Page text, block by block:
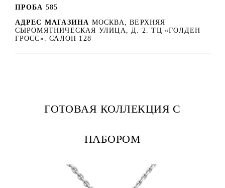
ПРОБА 585
АДРЕС МАГАЗИНА МОСКВА, ВЕРХНЯЯ
СЫРОМЯТНИЧЕСКАЯ УЛИЦА, Д. 2. ТЦ «ГОЛДЕН
ГРОСС». САЛОН 128
ГОТОВАЯ КОЛЛЕКЦИЯ С
НАБОРОМ